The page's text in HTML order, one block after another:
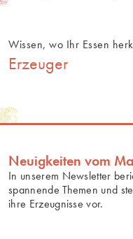
Wissen, wo Ihr Essen
Erzeuger
Neuigkeiten vom
In unserem Newsletter
spannende Themen und
ihre Erzeugnisse vor.